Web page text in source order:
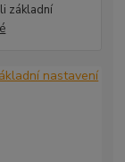
základní